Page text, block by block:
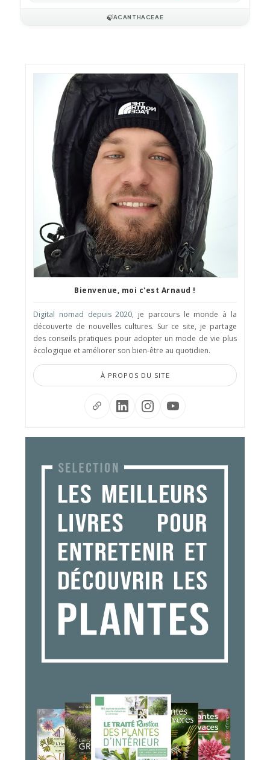
🍃ACANTHACEAE
Bienvenue, moi c'est Arnaud !
Digital nomad depuis 2020, je parcours le monde à la
découverte de nouvelles cultures. Sur ce site, je partage
des conseils pratiques pour adopter un mode de vie plus
écologique et améliorer son bien-être au quotidien.
À PROPOS DU SITE